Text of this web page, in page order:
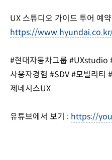
UX 스튜디오 가이드 투어 예
https://
#현대자동차그룹 #UXstudio
사용자경험 #SDV #모빌리티
제네시스UX
유튜브에서 보기 : https://